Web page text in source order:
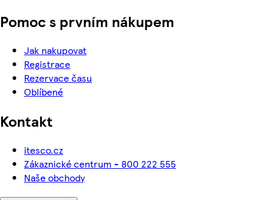
Pomoc s prvním nákupem
Jak nakupovat
Registrace
Rezervace času
Oblíbené
Kontakt
itesco.cz
Zákaznické centrum - 800 222 555
Naše obchody